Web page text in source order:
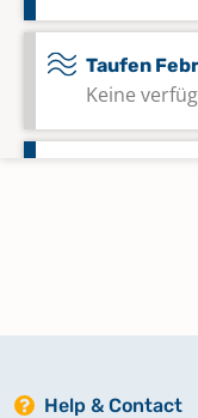
Taufen
Keine
Help & Contact